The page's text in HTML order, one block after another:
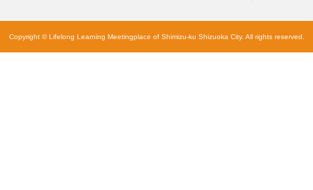
Copyright © Lifelong Learning Meetingplace of Shimizu-ku Shizuoka City. All rights reserved.